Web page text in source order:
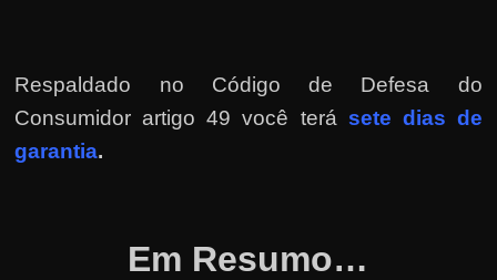
e
t
?
Respaldado no Código de Defesa do
Consumidor artigo 49 você terá sete dias de
garantia.
Em Resumo…